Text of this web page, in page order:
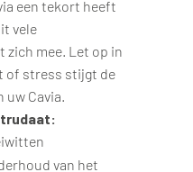
een tekort heeft
vele
zich mee. Let op in
of stress stijgt de
Cavia.
van het